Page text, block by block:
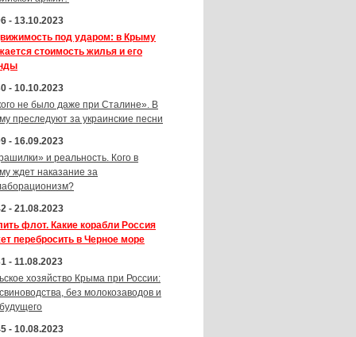
- 13.10.2023
под ударом: в Крыму
стоимость жилья и его
- 10.10.2023
не было даже при Сталине». В
преследуют за украинские песни
- 16.09.2023
и реальность. Кого в
ждет наказание за
- 21.08.2023
флот. Какие корабли Россия
перебросить в Черное море
- 11.08.2023
хозяйство Крыма при России:
без молокозаводов и
- 10.08.2023